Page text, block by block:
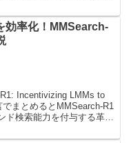
効率化！MMSearch-
Incentivizing LMMs to
まとめるとMMSearch-R1
ド検索能力を付与する革